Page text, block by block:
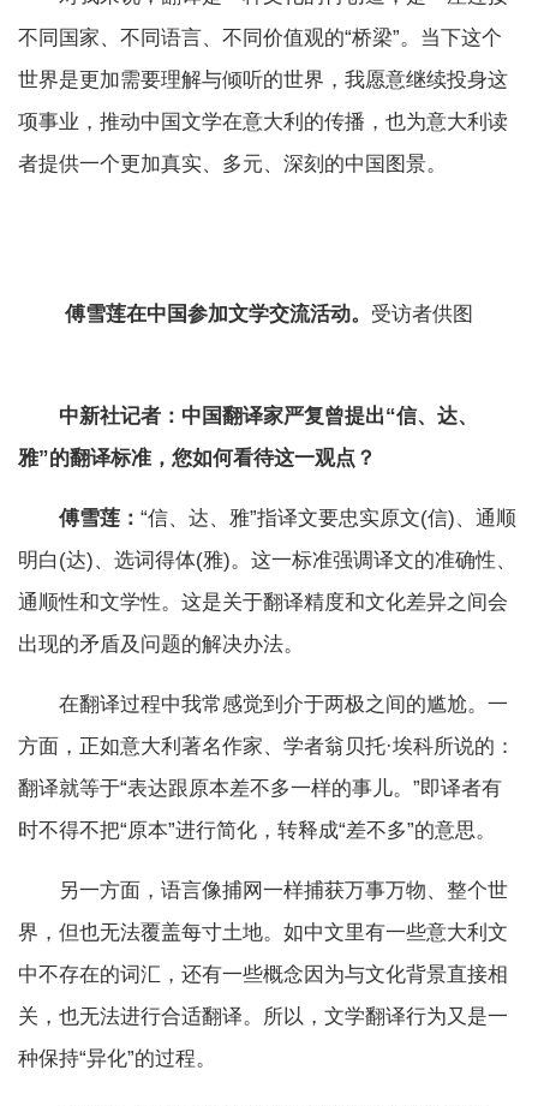
不同国家、不同语言、不同价值观的“桥梁”。当下这个
世界是更加需要理解与倾听的世界，我愿意继续投身这
项事业，推动中国文学在意大利的传播，也为意大利读
者提供一个更加真实、多元、深刻的中国图景。
傅雪莲在中国参加文学交流活动。 受访者供图
中新社记者：中国翻译家严复曾提出“信、达、
雅”的翻译标准，您如何看待这一观点？
傅雪莲： “信、达、雅”指译文要忠实原文(信)、通顺
明白(达)、选词得体(雅)。这一标准强调译文的准确性、
通顺性和文学性。这是关于翻译精度和文化差异之间会
出现的矛盾及问题的解决办法。
在翻译过程中我常感觉到介于两极之间的尴尬。一
方面，正如意大利著名作家、学者翁贝托·埃科所说的：
翻译就等于“表达跟原本差不多一样的事儿。”即译者有
时不得不把“原本”进行简化，转释成“差不多”的意思。
另一方面，语言像捕网一样捕获万事万物、整个世
界，但也无法覆盖每寸土地。如中文里有一些意大利文
中不存在的词汇，还有一些概念因为与文化背景直接相
关，也无法进行合适翻译。所以，文学翻译行为又是一
种保持“异化”的过程。